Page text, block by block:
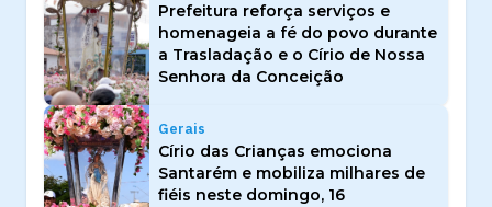
Prefeitura reforça serviços e
homenageia a fé do povo durante
a Trasladação e o Círio de Nossa
Senhora da Conceição
Gerais
Círio das Crianças emociona
Santarém e mobiliza milhares de
fiéis neste domingo, 16